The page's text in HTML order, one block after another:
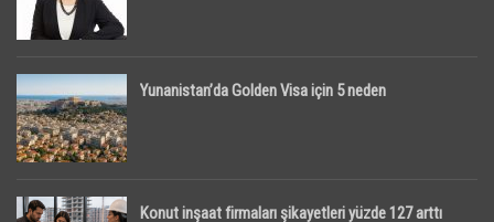
Yunanistan’da Golden Visa için 5 neden
Konut inşaat firmaları şikayetleri yüzde 127 arttı